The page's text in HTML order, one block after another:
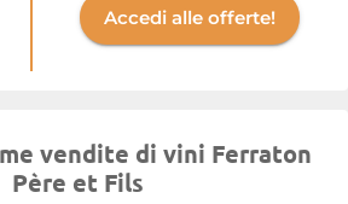
Accedi alle offerte!
vendite di vini Ferraton
Père et Fils